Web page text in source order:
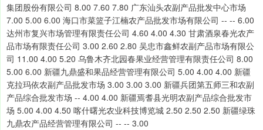
集团股份有限公司 8.00 7.60 7.80 广东汕头农副产品批发中心市场
7.00 5.00 6.00 海口市菜篮子江楠农产品批发市场有限公司 -- -- 6.00
达州市复兴市场管理有限责任公司 4.60 4.00 4.30 甘肃酒泉春光农产
品市场有限责任公司 3.00 2.60 2.80 吴忠市鑫鲜农副产品市场有限公
司 11.00 4.00 5.20 乌鲁木齐北园春果业经营管理有限责任公司 8.00
5.00 6.00 新疆九鼎盛和果品经营管理有限公司 5.00 4.00 4.00 新疆
克拉玛依农副产品批发市场 3.00 3.00 3.00 新疆兵团第五师三和农副
产品综合批发市场 -- 4.00 4.00 新疆焉耆县光明农副产品综合批发市
场 5.00 4.00 4.50 喀什曙光农业科技博览城 2.50 2.50 2.50 新疆绿珠
九鼎农产品经营管理有限公司 -- -- 3.00